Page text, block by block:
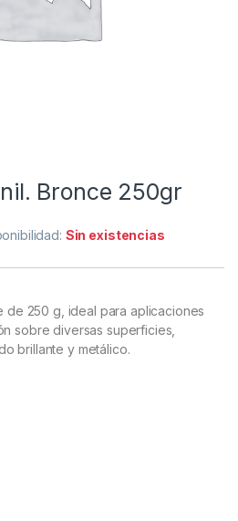
Bronce 250gr
Sin existencias
de 250 g, ideal para aplicaciones
sobre diversas superficies,
brillante y metálico.